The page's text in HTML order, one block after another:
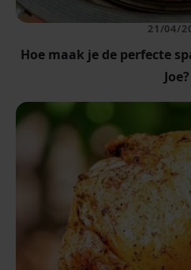
Hoe maak je de perfecte
Joe?
21/04/